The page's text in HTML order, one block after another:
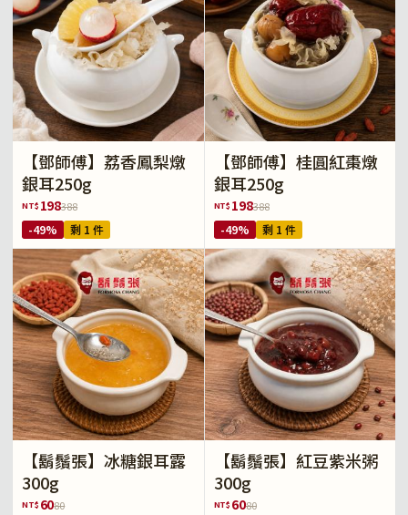
【鄧師傅】荔香鳳梨燉
銀耳250g
NT$ 198388
-49% 剩 1 件
【鄧師傅】桂圓紅棗燉
銀耳250g
NT$ 198388
-49% 剩 1 件
【鬍鬚張】冰糖銀耳露
300g
NT$ 6080
【鬍鬚張】紅豆紫米粥
300g
NT$ 6080